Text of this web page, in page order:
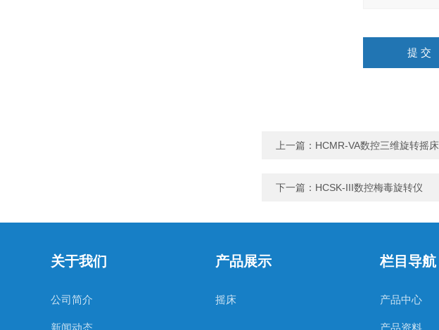
上一篇： HCMR-VA数控三维旋转摇床
下一篇： HCSK-III数控梅毒旋转仪
关于我们
公司简介
新闻动态
产品展示
摇床
栏目导航
产品中心
产品资料